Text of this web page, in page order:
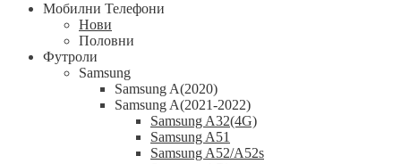
Мобилни Телефони
Нови
Половни
Футроли
Samsung
Samsung A(2020)
Samsung A(2021-2022)
Samsung A32(4G)
Samsung A51
Samsung A52/A52s